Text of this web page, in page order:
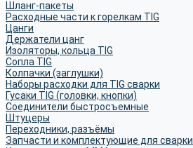
Шланг-пакеты
Расходные части к горелкам TIG
Цанги
Держатели цанг
Изоляторы, кольца TIG
Сопла TIG
Колпачки (заглушки)
Наборы расходки для TIG сварки
Гусаки TIG (головки, кнопки)
Соединители быстросъемные
Штуцеры
Переходники, разъёмы
Запчасти и комплектующие для сварки